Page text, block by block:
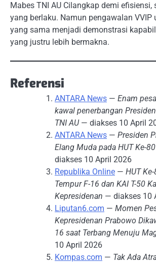
Mabes TNI AU Cilangkap demi efisiensi,
yang berlaku. Namun pengawalan VVIP
yang sama menjadi demonstrasi
yang justru lebih bermakna.
Referensi
ANTARA News — Enam
kawal penerbangan
TNI AU— diakses 10 April
ANTARA News — Presiden
Elang Muda pada HUT Ke-
diakses 10 April 2026
Republika Online — HUT
Tempur F-16 dan KAI T-50
Kepresidenan — diakses 10
Liputan6.com — Momen
Kepresidenan Prabowo
16 saat Terbang Menuju
10 April 2026
Kompas.com — Tak Ada